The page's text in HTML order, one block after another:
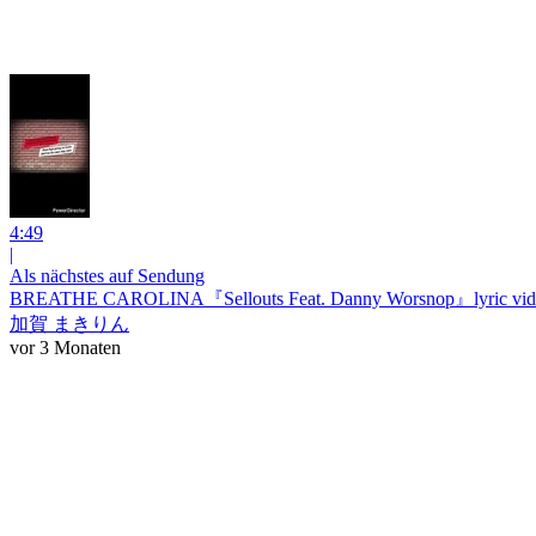
4:49
|
Als nächstes auf Sendung
BREATHE CAROLINA『Sellouts Feat. Danny Worsnop』lyric
加賀 まきりん
vor 3 Monaten